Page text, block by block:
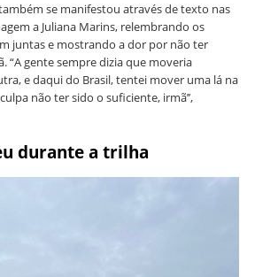
se manifestou através de texto nas
a Juliana Marins, relembrando os
juntas e mostrando a dor por não ter
“A gente sempre dizia que moveria
e daqui do Brasil, tentei mover uma lá na
não ter sido o suficiente, irmã’’,
durante a trilha